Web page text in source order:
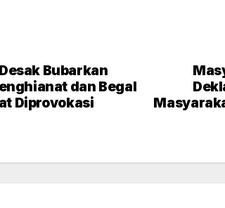
Bubarkan
dan Begal
Diprovokasi